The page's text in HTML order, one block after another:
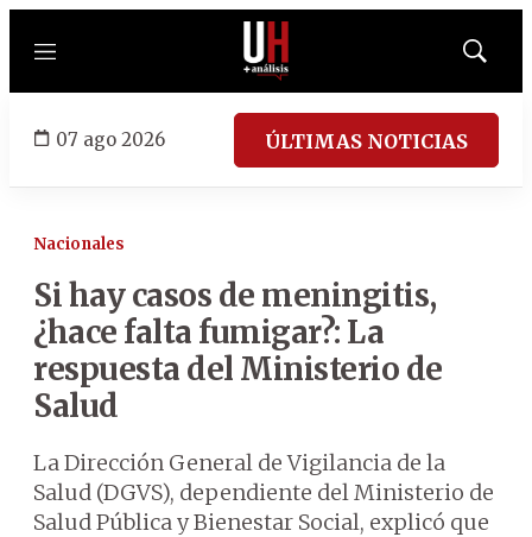
Menú
Mostrar
07 ago 2026 ÚLTIMAS NOTICIAS
Nacionales
Si hay casos de meningitis,
¿hace falta fumigar?: La
respuesta del Ministerio de
Salud
La Dirección General de Vigilancia de la
Salud (DGVS), dependiente del Ministerio de
Salud Pública y Bienestar Social, explicó que